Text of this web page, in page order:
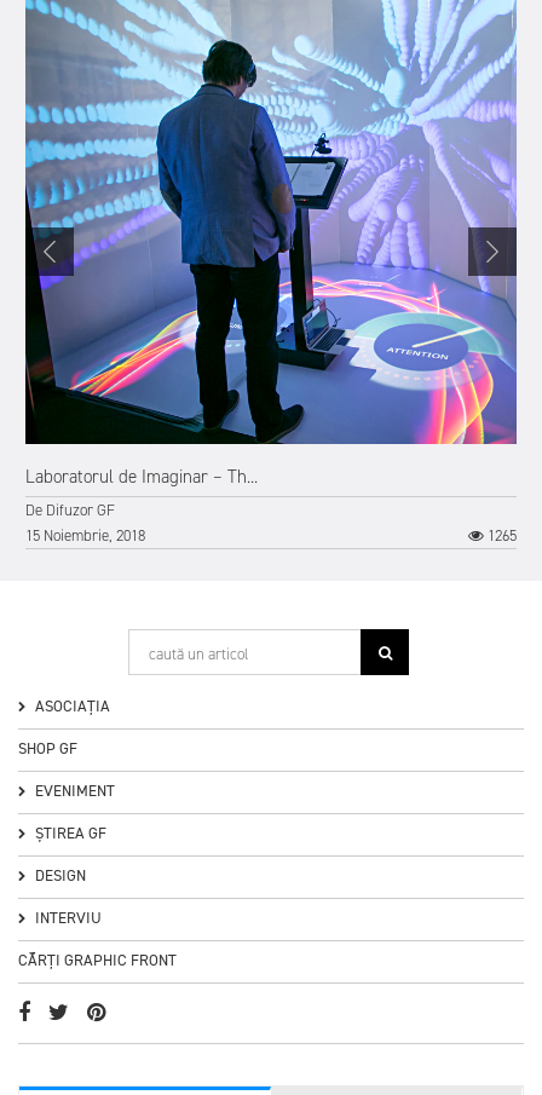
Laboratorul de Imaginar – Th...
De Difuzor GF
15 Noiembrie, 2018
1265
ASOCIAȚIA
SHOP GF
EVENIMENT
ȘTIREA GF
DESIGN
INTERVIU
CĂRȚI GRAPHIC FRONT